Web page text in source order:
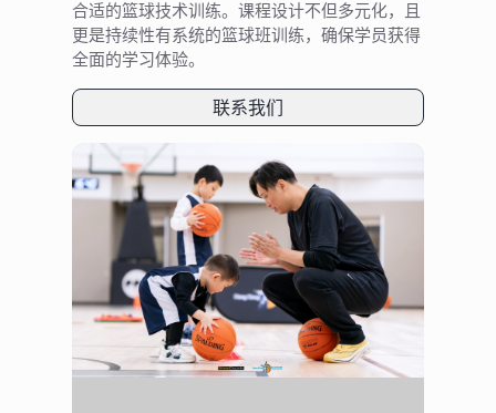
合适的篮球技术训练。课程设计不但多元化，且
更是持续性有系统的篮球班训练，确保学员获得
全面的学习体验。
联系我们